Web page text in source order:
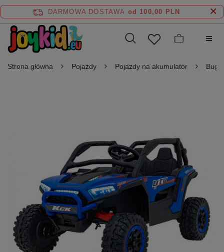
DARMOWA DOSTAWA od 100,00 PLN
Strona główna Pojazdy Pojazdy na akumulator